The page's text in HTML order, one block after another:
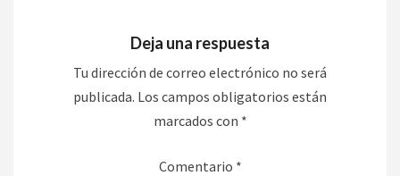
Deja una respuesta
Tu dirección de correo electrónico no será
publicada. Los campos obligatorios están
marcados con *
Comentario *